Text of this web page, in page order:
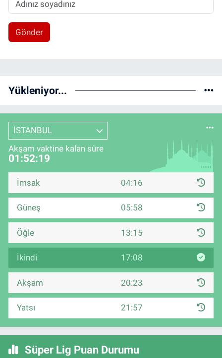
Gönder
Yükleniyor...
İSTANBUL
Akşam vaktine kalan süre
01:52:18
İmsak 04:16
Güneş 05:58
Öğle 13:15
İkindi 17:08
Akşam 20:23
Yatsı 21:57
Süper Lig Puan Durumu